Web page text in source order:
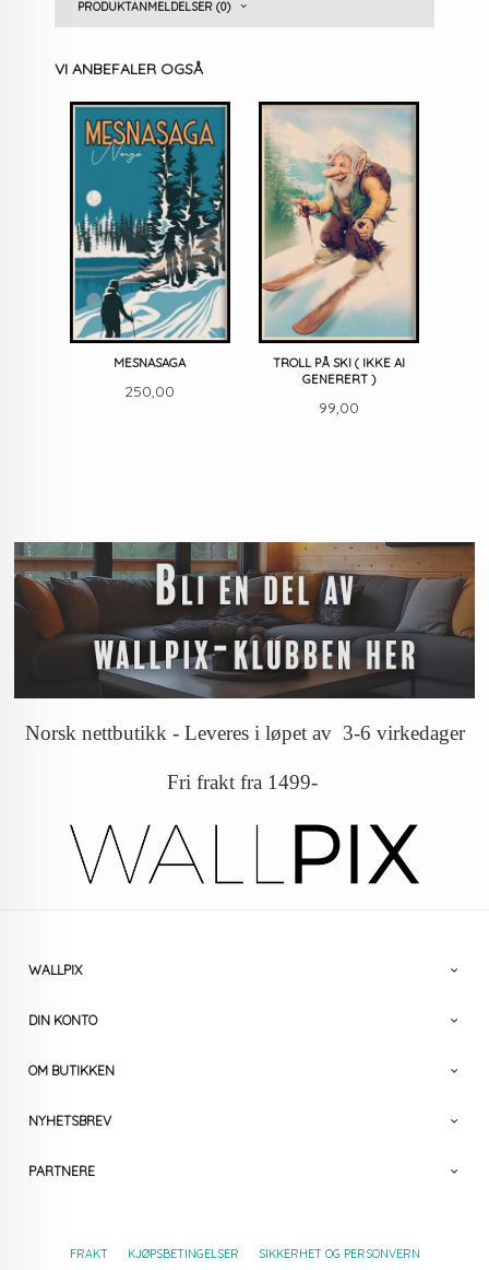
PRODUKTANMELDELSER (0)
VI ANBEFALER OGSÅ
MESNASAGA
Pris
250,00
TROLL PÅ SKI ( IKKE AI
GENERERT )
Pris
99,00
Norsk nettbutikk - Leveres i løpet av 3-6 virkedager
Fri frakt fra 1499-
WALLPIX
DIN KONTO
OM BUTIKKEN
NYHETSBREV
PARTNERE
FRAKT KJØPSBETINGELSER SIKKERHET OG PERSONVERN